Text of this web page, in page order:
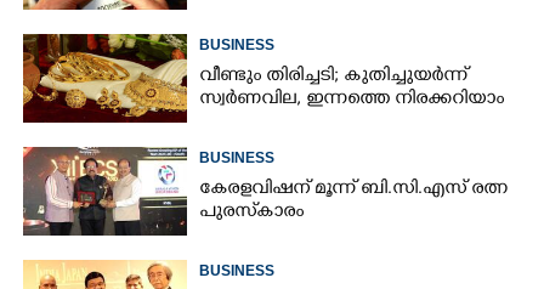
BUSINESS
വീണ്ടും തിരിച്ചടി; കുതിച്ചുയർന്ന്
സ്വർണവില, ഇന്നത്തെ നിരക്കറിയാം
BUSINESS
കേരളവിഷന് മൂന്ന് ബി.സി.എസ് രത്ന
പുരസ്‌കാരം
BUSINESS